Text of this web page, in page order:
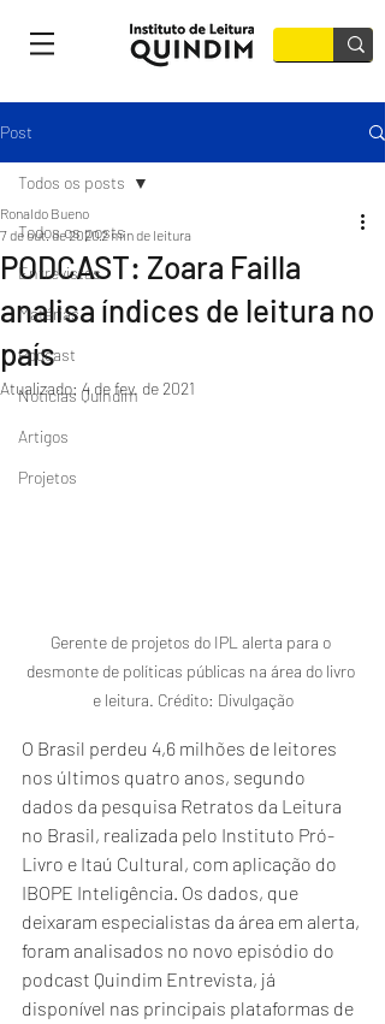
Post
Todos os posts
Entrevistas
Matérias
Podcast
Notícias Quindim
Artigos
Projetos
Todos os posts
PODCAST: Zoara Failla
analisa índices de leitura no
país
Ronaldo Bueno
7 de out. de 20202 min de leitura
Atualizado: 4 de fev. de 2021
Gerente de projetos do IPL alerta para o
desmonte de políticas públicas na área do livro
e leitura. Crédito: Divulgação
O Brasil perdeu 4,6 milhões de leitores
nos últimos quatro anos, segundo
dados da pesquisa Retratos da Leitura
no Brasil, realizada pelo Instituto Pró-
Livro e Itaú Cultural, com aplicação do
IBOPE Inteligência. Os dados, que
deixaram especialistas da área em alerta,
foram analisados no novo episódio do
podcast Quindim Entrevista, já
disponível nas principais plataformas de